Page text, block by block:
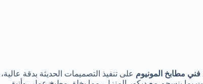
فني مطابخ المونيوم على تنفيذ التصميمات الحديثة بدقة عالية،